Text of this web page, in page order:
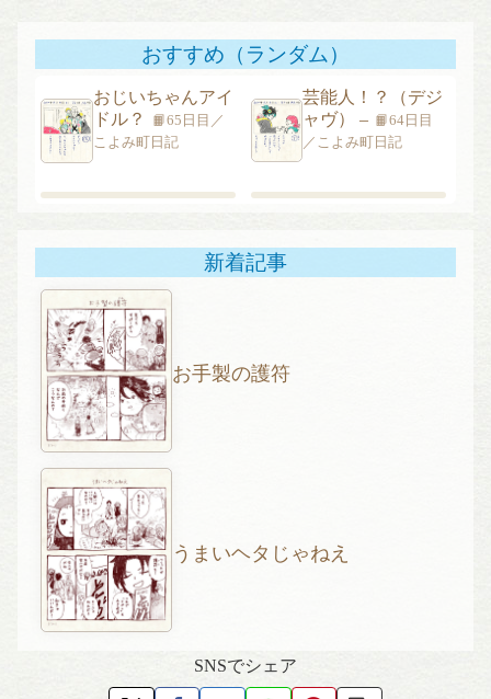
おすすめ（ランダム）
おじいちゃんアイ
ドル？
📙65日目／
こよみ町日記
芸能人！？（デジ
ャヴ） – 📙64日目
／こよみ町日記
新着記事
お手製の護符
うまいヘタじゃねえ
SNSでシェア